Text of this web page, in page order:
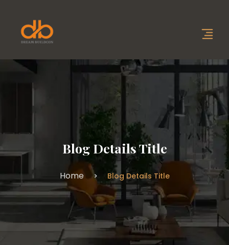
Blog Details Title
Home Blog Details Title